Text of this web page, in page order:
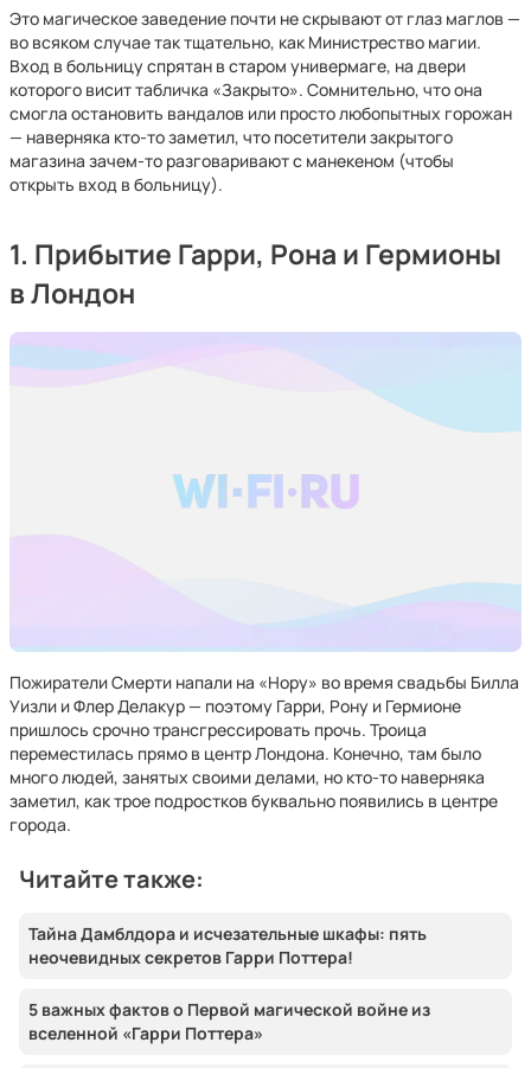
Это магическое заведение почти не скрывают от глаз маглов —
во всяком случае так тщательно, как Министрество магии.
Вход в больницу спрятан в старом универмаге, на двери
которого висит табличка «Закрыто». Сомнительно, что она
смогла остановить вандалов или просто любопытных горожан
— наверняка кто-то заметил, что посетители закрытого
магазина зачем-то разговаривают с манекеном (чтобы
открыть вход в больницу).
1. Прибытие Гарри, Рона и Гермионы
в Лондон
Пожиратели Смерти напали на «Нору» во время свадьбы Билла
Уизли и Флер Делакур — поэтому Гарри, Рону и Гермионе
пришлось срочно трансгрессировать прочь. Троица
переместилась прямо в центр Лондона. Конечно, там было
много людей, занятых своими делами, но кто-то наверняка
заметил, как трое подростков буквально появились в центре
города.
Читайте также:
Тайна Дамблдора и исчезательные шкафы: пять
неочевидных секретов Гарри Поттера!
5 важных фактов о Первой магической войне из
вселенной «Гарри Поттера»